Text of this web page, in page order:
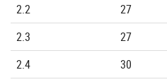
2.2
27
2.3
27
2.4
30